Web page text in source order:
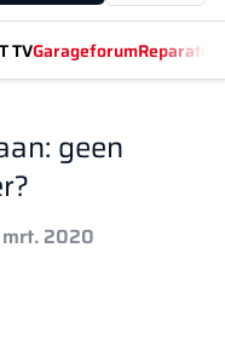
TVGarageforum
geen
mrt. 2020